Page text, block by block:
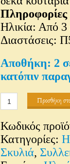
Πληροφορίες
Ηλικία: Από
Διαστάσεις:
2
κατόπιν
Θηλυκό
μαύρο
Λαμπραντόρ
ποσότητα
Προσθήκη
Κωδικός
Κατηγορίες:
Σκυλιά,